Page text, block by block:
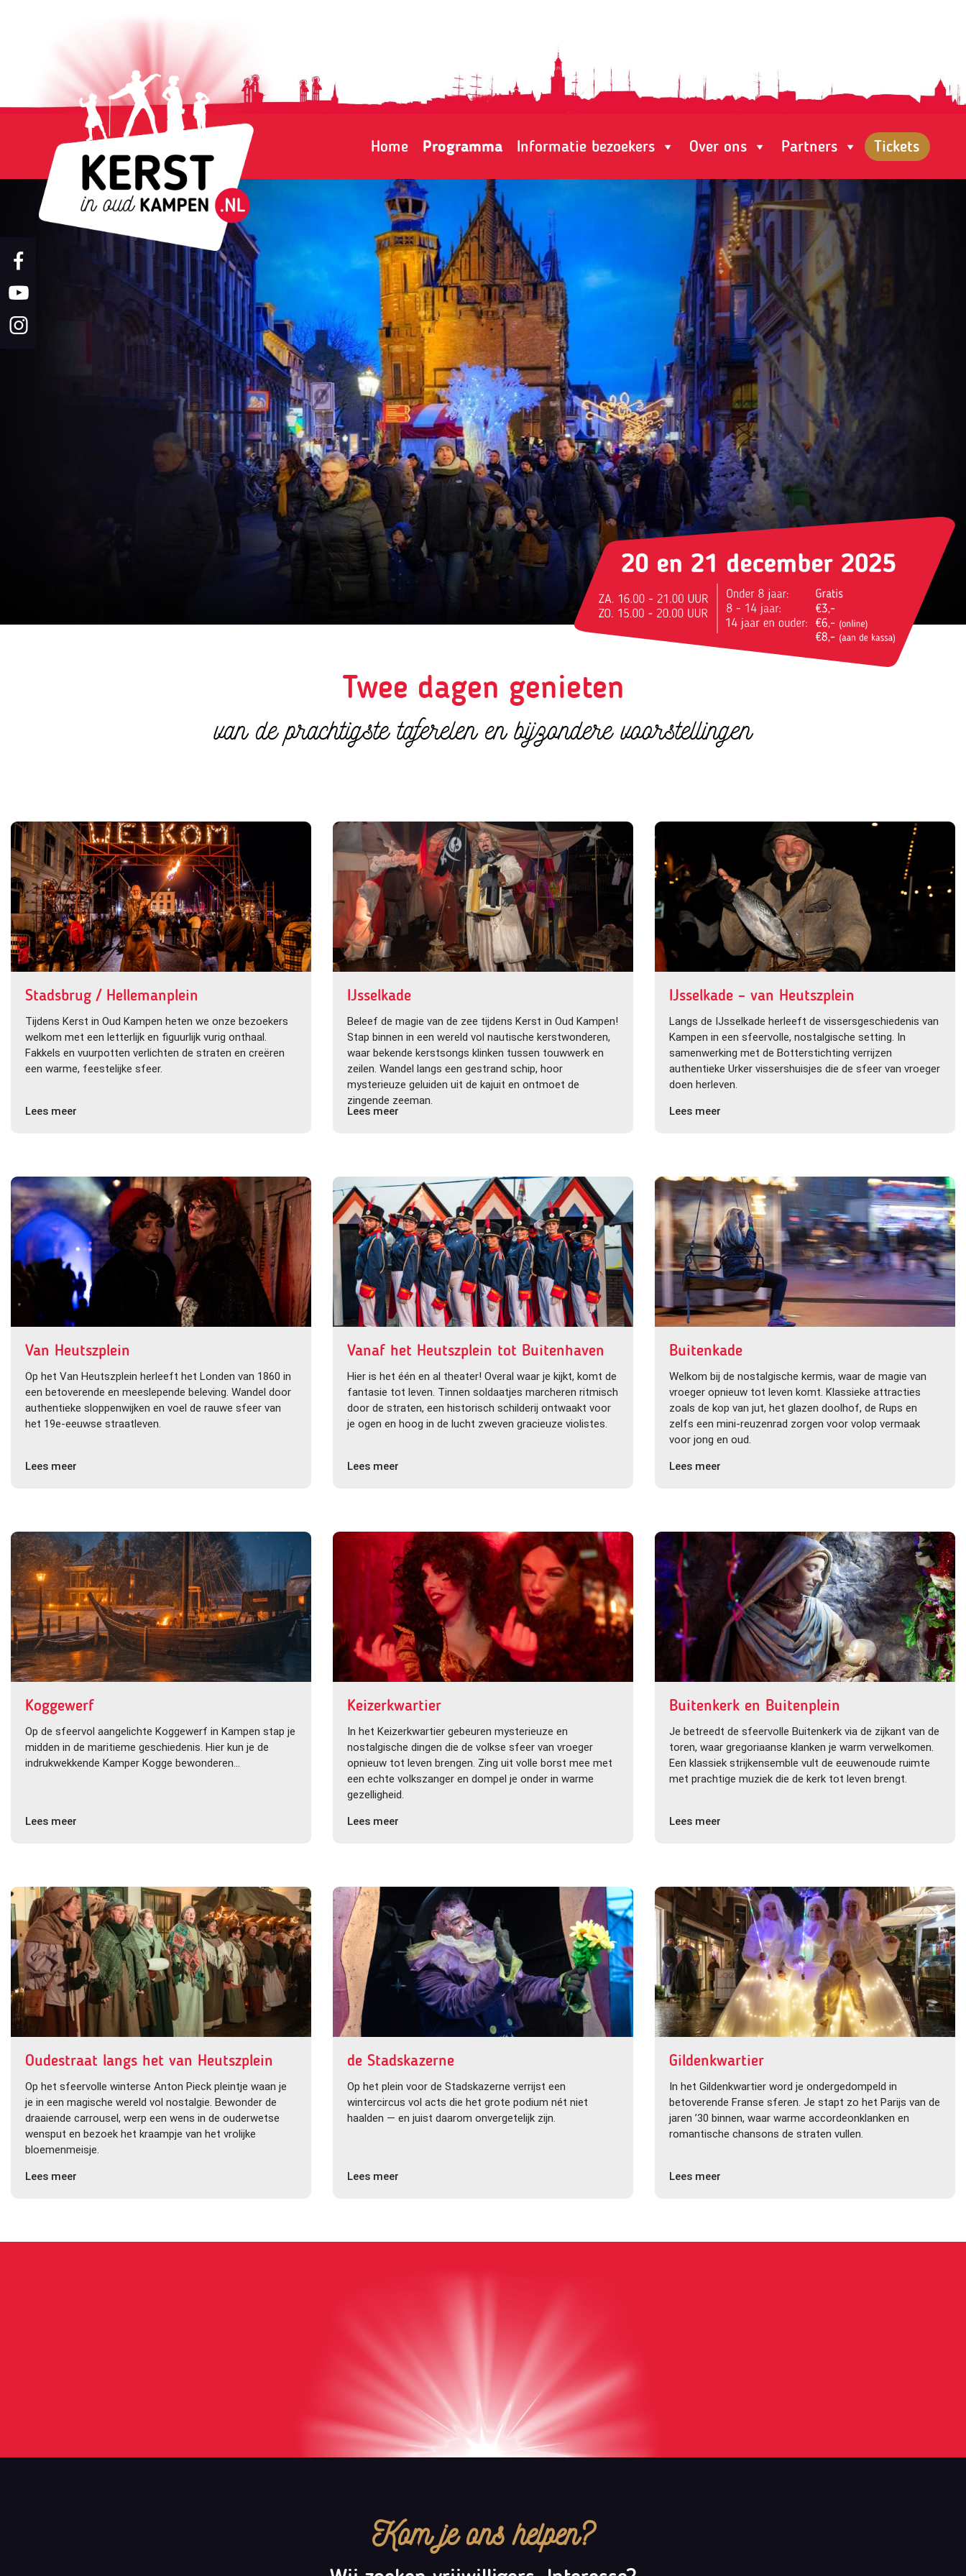
Home Programma Informatie bezoekers Over ons Partners Tickets
Twee dagen genieten
van de prachtigste taferelen en bijzondere voorstellingen
Stadsbrug / Hellemanplein
Tijdens Kerst in Oud Kampen heten we onze bezoekers
welkom met een letterlijk en figuurlijk vurig onthaal.
Fakkels en vuurpotten verlichten de straten en creëren
een warme, feestelijke sfeer.
Lees meer
IJsselkade
Beleef de magie van de zee tijdens Kerst in Oud Kampen!
Stap binnen in een wereld vol nautische kerstwonderen,
waar bekende kerstsongs klinken tussen touwwerk en
zeilen. Wandel langs een gestrand schip, hoor
mysterieuze geluiden uit de kajuit en ontmoet de
zingende zeeman.
Lees meer
IJsselkade – van Heutszplein
Langs de IJsselkade herleeft de vissersgeschiedenis van
Kampen in een sfeervolle, nostalgische setting. In
samenwerking met de Botterstichting verrijzen
authentieke Urker vissershuisjes die de sfeer van vroeger
doen herleven.
Lees meer
Van Heutszplein
Op het Van Heutszplein herleeft het Londen van 1860 in
een betoverende en meeslepende beleving. Wandel door
authentieke sloppenwijken en voel de rauwe sfeer van
het 19e-eeuwse straatleven.
Lees meer
Vanaf het Heutszplein tot Buitenhaven
Hier is het één en al theater! Overal waar je kijkt, komt de
fantasie tot leven. Tinnen soldaatjes marcheren ritmisch
door de straten, een historisch schilderij ontwaakt voor
je ogen en hoog in de lucht zweven gracieuze violistes.
Lees meer
Buitenkade
Welkom bij de nostalgische kermis, waar de magie van
vroeger opnieuw tot leven komt. Klassieke attracties
zoals de kop van jut, het glazen doolhof, de Rups en
zelfs een mini-reuzenrad zorgen voor volop vermaak
voor jong en oud.
Lees meer
Koggewerf
Op de sfeervol aangelichte Koggewerf in Kampen stap je
midden in de maritieme geschiedenis. Hier kun je de
indrukwekkende Kamper Kogge bewonderen...
Lees meer
Keizerkwartier
In het Keizerkwartier gebeuren mysterieuze en
nostalgische dingen die de volkse sfeer van vroeger
opnieuw tot leven brengen. Zing uit volle borst mee met
een echte volkszanger en dompel je onder in warme
gezelligheid.
Lees meer
Buitenkerk en Buitenplein
Je betreedt de sfeervolle Buitenkerk via de zijkant van de
toren, waar gregoriaanse klanken je warm verwelkomen.
Een klassiek strijkensemble vult de eeuwenoude ruimte
met prachtige muziek die de kerk tot leven brengt.
Lees meer
Oudestraat langs het van Heutszplein
Op het sfeervolle winterse Anton Pieck pleintje waan je
je in een magische wereld vol nostalgie. Bewonder de
draaiende carrousel, werp een wens in de ouderwetse
wensput en bezoek het kraampje van het vrolijke
bloemenmeisje.
Lees meer
de Stadskazerne
Op het plein voor de Stadskazerne verrijst een
wintercircus vol acts die het grote podium nét niet
haalden — en juist daarom onvergetelijk zijn.
Lees meer
Gildenkwartier
In het Gildenkwartier word je ondergedompeld in
betoverende Franse sferen. Je stapt zo het Parijs van de
jaren ’30 binnen, waar warme accordeonklanken en
romantische chansons de straten vullen.
Lees meer
Kom je ons helpen?